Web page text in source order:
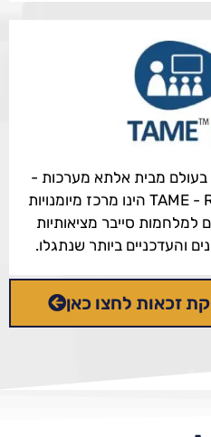
בעולם מבית אלתא מערכות -
התעשייה האווירית ה TAME - Range הינו מרכז מיומנויות
למלחמות סייבר מציאותיות
והעדכניים ביותר שנתגלו.
זכאות לחצו כאן